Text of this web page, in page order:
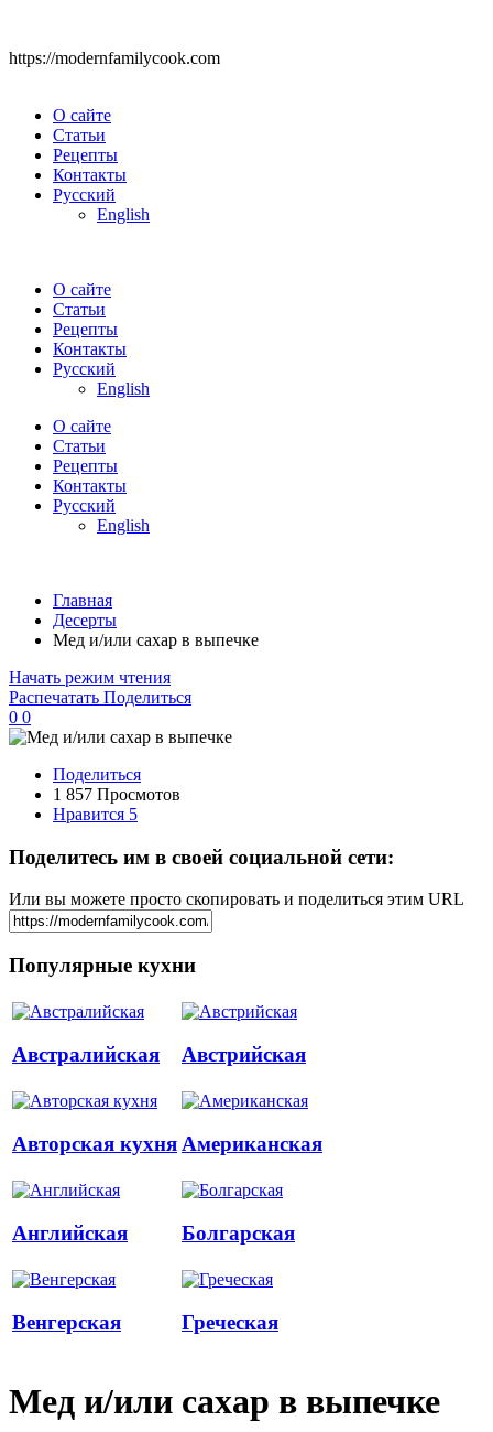
https://modernfamilycook.com
О сайте
Статьи
Рецепты
Контакты
Русский
English
О сайте
Статьи
Рецепты
Контакты
Русский
English
О сайте
Статьи
Рецепты
Контакты
Русский
English
Главная
Десерты
Мед и/или сахар в выпечке
Начать режим чтения
Распечатать Поделиться
0 0
Поделиться
1 857 Просмотов
Нравится 5
Поделитесь им в своей социальной сети:
Или вы можете просто скопировать и поделиться этим URL
Популярные кухни
Австралийская Австрийская
Авторская кухня Американская
Английская Болгарская
Венгерская Греческая
Мед и/или сахар в выпечке